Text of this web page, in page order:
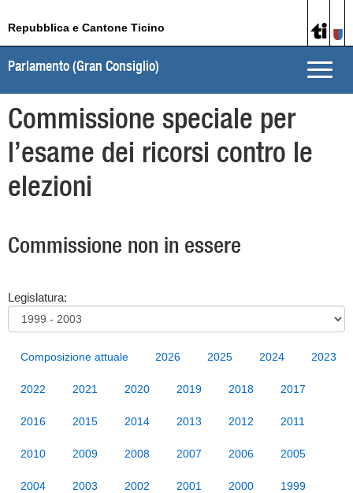
Repubblica e Cantone Ticino
Toggle
Parlamento (Gran Consiglio)
Commissione speciale per
l’esame dei ricorsi contro le
elezioni
Commissione non in essere
Legislatura:
Composizione attuale 2026 2025 2024 2023
2022 2021 2020 2019 2018 2017
2016 2015 2014 2013 2012 2011
2010 2009 2008 2007 2006 2005
2004 2003 2002 2001 2000 1999